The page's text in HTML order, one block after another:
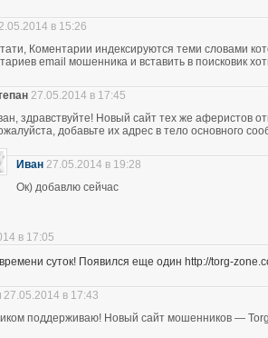
в 15:26
Коментарии индексируются теми словами
email мошенника и вставить в поисковик
27.05.2014 в 17:45
здравствуйте! Новый сайт тех же аферистов
добавьте их адрес в тело основного
Иван 27.05.2014 в 19:28
Ок) добавлю сейчас
в 17:05
суток! Появился еще один http://torg-
27.05.2014 в 17:43
поддерживаю! Новый сайт мошенников —